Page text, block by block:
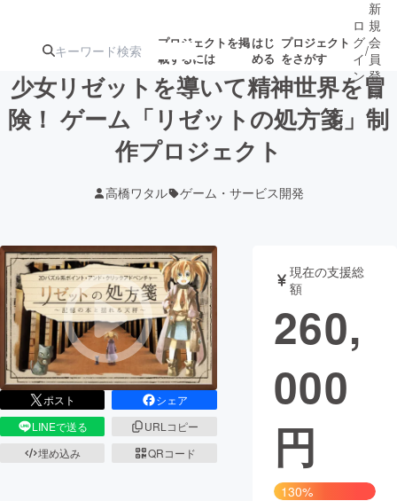
プロジェクトを掲
載するには
はじ
める
プロジェクト
をさがす
注目のリ 注目の新着プロ 募集終了が近いプ
テクノロジー・ガジェット
映像・映画 書籍・雑誌
ビジネス・起業 チャレンジ
まちづくり・地域活性化
CAMPFIRE Creation
ロ
グ
イ
ン
/
新
規
会
員
登
録
少女リゼットを導いて精神世界を冒
険！ ゲーム「リゼットの処方箋」制
作プロジェクト
高橋ワタル ゲーム・サービス開発
ポスト
シェア
LINEで送る
URLコピー
埋め込み
QRコード
現在の支援総
額
260,
000
円
130%